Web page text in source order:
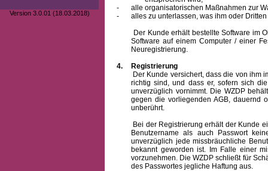
Version 3.0.01 (18.03.2018)
-
alle organisatorischen Maßnahmen zur
-
alles zu unterlassen, was ihm oder
Der Kunde erhält bestellte Software im
Software auf einem Computer / einer
Neuregistrierung.
4.
Registrierung
Der Kunde versichert, dass die von ihm
richtig sind, und dass er, sofern sich
unverzüglich vornimmt. Die WZDP
gegen die vorliegenden AGB, dauernd
unberührt.
Bei der Registrierung erhält der Kunde
Benutzernameals auch Passwort
unverzüglich jede missbräuchliche
bekannt geworden ist. Im Falle einer
vorzunehmen. Die WZDP schließt für
des Passwortes jegliche Haftung aus.